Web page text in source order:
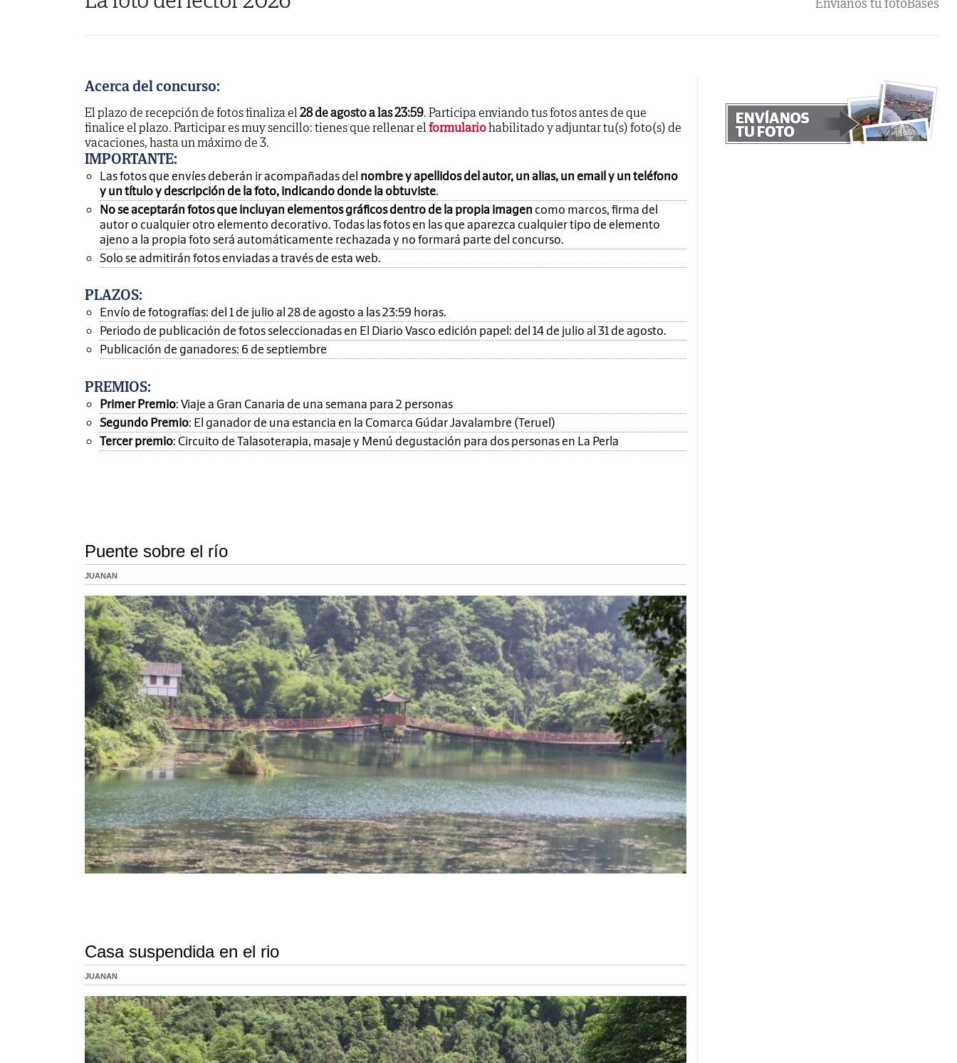
Envíanos tu fotoBases
Acerca del concurso:
El plazo de recepción de fotos finaliza el28 de agosto a las 23:59. Participa enviando tus fotos antes de que
finalice el plazo. Participar es muy sencillo: tienes que rellenar elformulariohabilitado y adjuntar tu(s) foto(s) de
vacaciones, hasta un máximo de 3.
IMPORTANTE:
Las fotos que envíes deberán ir acompañadas del nombre y apellidos del autor, un alias, un email y un teléfono
y un título y descripción de la foto, indicando donde la obtuviste.
No se aceptarán fotos que incluyan elementos gráficos dentro de la propia imagen como marcos, firma del
autor o cualquier otro elemento decorativo. Todas las fotos en las que aparezca cualquier tipo de elemento
ajeno a la propia foto será automáticamente rechazada y no formará parte del concurso.
Solo se admitirán fotos enviadas a través de esta web.
PLAZOS:
Envío de fotografías: del 1 de julio al 28 de agosto a las 23:59 horas.
Periodo de publicación de fotos seleccionadas en El Diario Vasco edición papel: del 14 de julio al 31 de agosto.
Publicación de ganadores: 6 de septiembre
PREMIOS:
Primer Premio: Viaje a Gran Canaria de una semana para 2 personas
Segundo Premio: El ganador de una estancia en la Comarca Gúdar Javalambre (Teruel)
Tercer premio: Circuito de Talasoterapia, masaje y Menú degustación para dos personas en La Perla
Puente sobre el río
JUANAN
Casa suspendida en el rio
JUANAN